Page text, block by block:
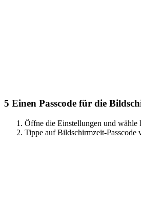
5 Einen Passcode für die
Öffne die Einstellungen und wähle
Tippe auf Bildschirmzeit-Passcode